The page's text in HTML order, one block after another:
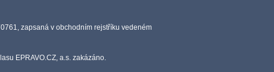
zapsaná v obchodním rejstříku vedeném
EPRAVO.CZ, a.s. zakázáno.